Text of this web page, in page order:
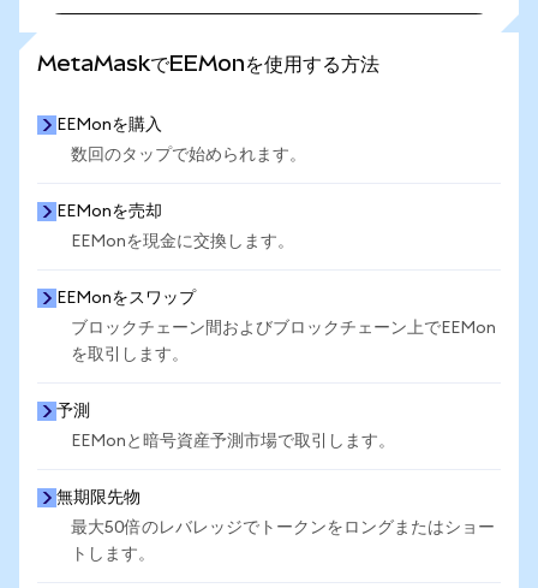
MetaMaskでEEMonを使用する方法
EEMonを購入
数回のタップで始められます。
EEMonを売却
EEMonを現金に交換します。
EEMonをスワップ
ブロックチェーン間およびブロックチェーン上でEEMon
を取引します。
予測
EEMonと暗号資産予測市場で取引します。
無期限先物
最大50倍のレバレッジでトークンをロングまたはショー
トします。